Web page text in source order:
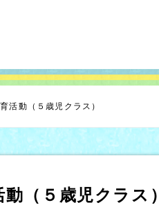
活動（５歳児クラス）
（５歳児クラス）